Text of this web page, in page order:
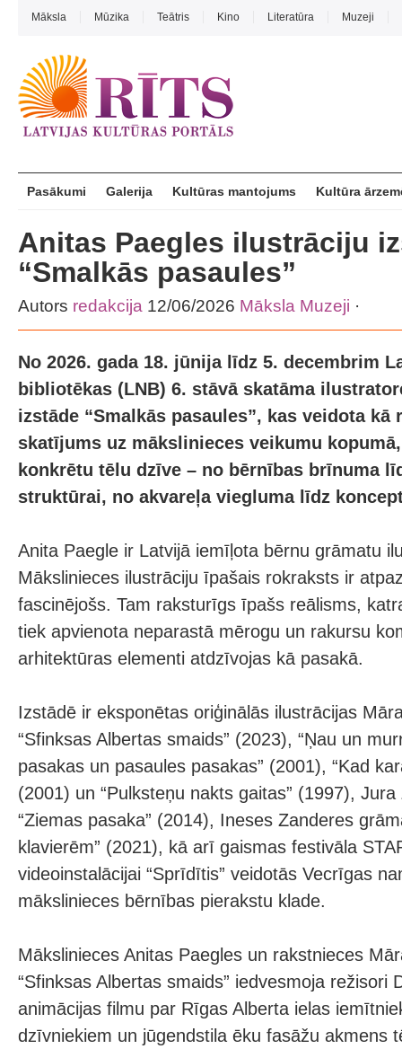
Māksla Mūzika Teātris Kino Literatūra Muzeji
Pasākumi Galerija Kultūras mantojums Kultūra
Anitas Paegles ilustrāciju
“Smalkās pasaules”
Autors redakcija 12/06/2026 Māksla Muzeji ·
No 2026. gada 18. jūnija līdz 5. decembrim
bibliotēkas (LNB) 6. stāvā skatāma
izstāde “Smalkās pasaules”, kas veidota kā
skatījums uz mākslinieces veikumu
konkrētu tēlu dzīve – no bērnības brīnuma
struktūrai, no akvareļa viegluma līdz
Anita Paegle ir Latvijā iemīļota bērnu grāmatu
Mākslinieces ilustrāciju īpašais rokraksts ir
fascinējošs. Tam raksturīgs īpašs reālisms,
tiek apvienota neparastā mērogu un rakursu
arhitektūras elementi atdzīvojas kā pasakā.
Izstādē ir eksponētas oriģinālās ilustrācijas
“Sfinksas Albertas smaids” (2023), “Ņau un
pasakas un pasaules pasakas” (2001), “Kad
(2001) un “Pulksteņu nakts gaitas” (1997),
“Ziemas pasaka” (2014), Ineses Zanderes
klavierēm” (2021), kā arī gaismas festivāla
videoinstalācijai “Sprīdītis” veidotās Vecrīgas
mākslinieces bērnības pierakstu klade.
Mākslinieces Anitas Paegles un rakstnieces
“Sfinksas Albertas smaids” iedvesmoja režisori
animācijas filmu par Rīgas Alberta ielas
dzīvniekiem un jūgendstila ēku fasāžu akmens